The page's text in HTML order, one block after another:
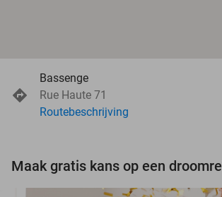
Bassenge
Rue Haute 71
Routebeschrijving